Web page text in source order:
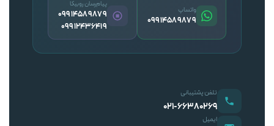
واتساپ
09914589879
پیام‌رسان روبیکا
09914589879
09912436419
تلفن پشتیبانی
۰۲۱-۶۶۳۸۰۲۶۹
ایمیل